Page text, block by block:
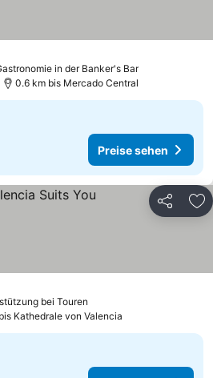
in der Banker's BarPreise sehen
0.6 km bis Mercado Central
Preise sehen
Teilen
bei Touren
sehen
Kathedrale von Valencia